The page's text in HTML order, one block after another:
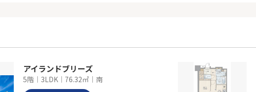
アイランドブリーズ
5階｜3LDK｜76.32㎡｜南